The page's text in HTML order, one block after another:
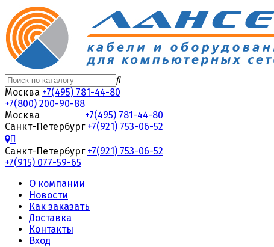
Москва +7(495) 781-44-80
+7(800) 200-90-88
Москва
+7(495) 781-44-80
Санкт-Петербург +7(921) 753-06-52
Санкт-Петербург +7(921) 753-06-52
+7(915) 077-59-65
О компании
Новости
Как заказать
Доставка
Контакты
Вход